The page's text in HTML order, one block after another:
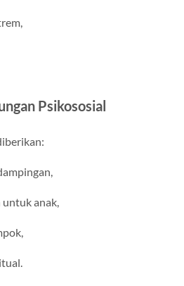
Psikososial
anak,